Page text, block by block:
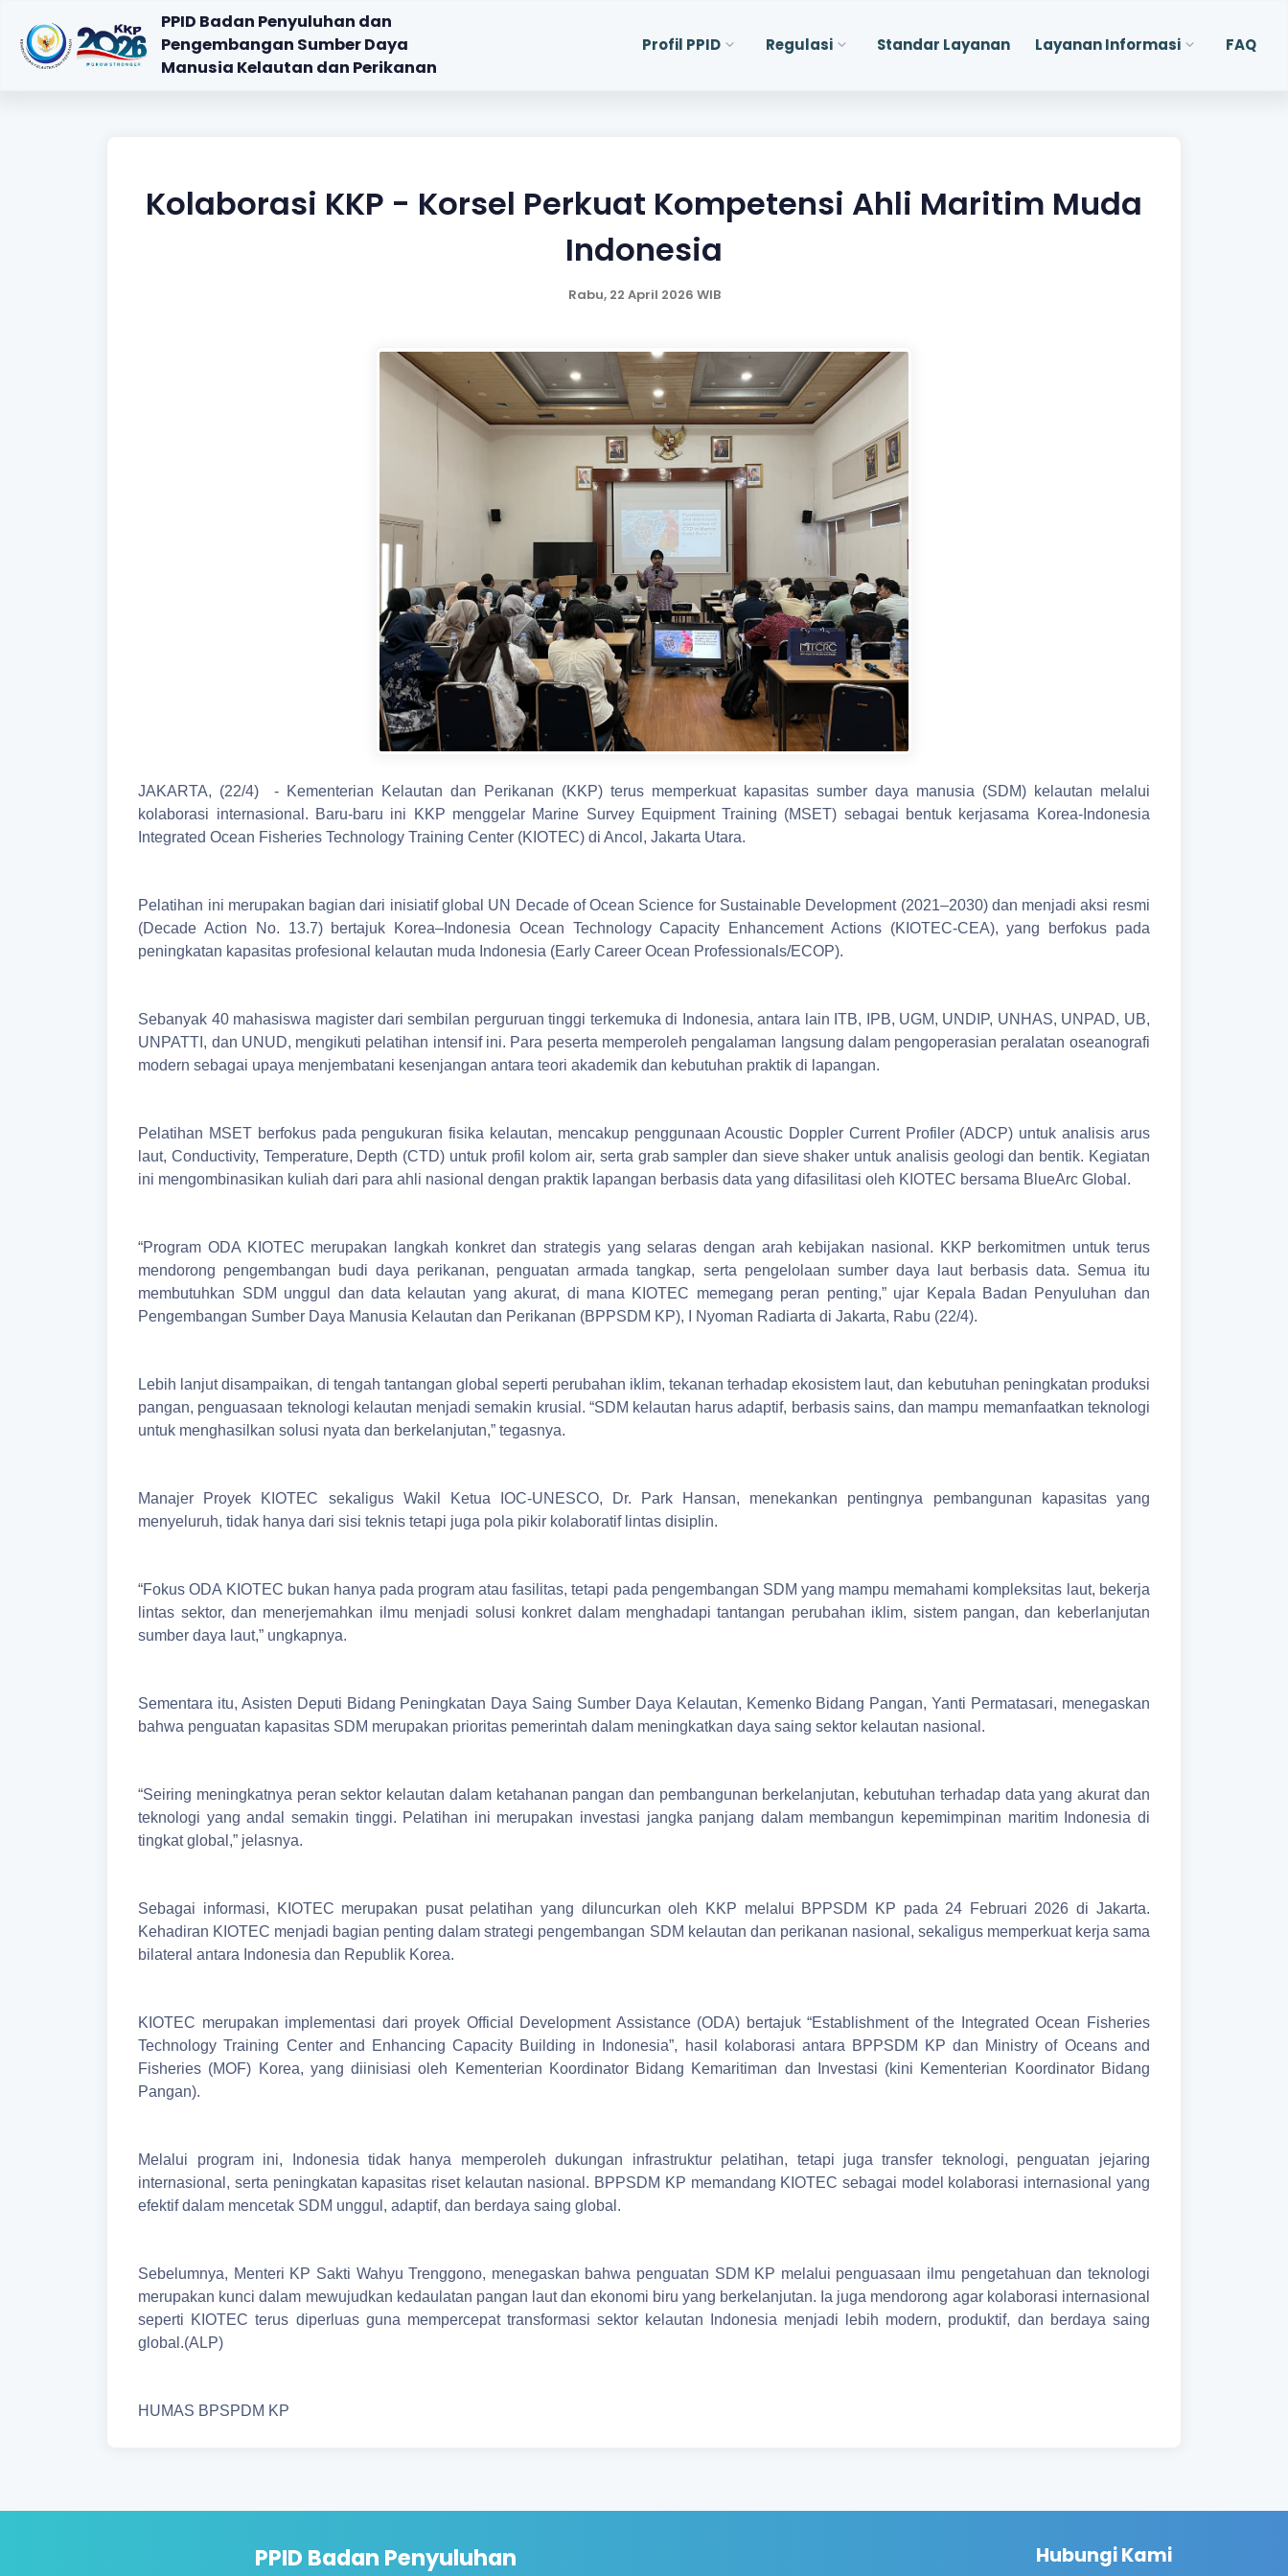
PPID Badan Penyuluhan dan
Pengembangan Sumber Daya
Manusia Kelautan dan Perikanan
Profil PPID Regulasi Standar Layanan Layanan Informasi FAQ
Kolaborasi KKP - Korsel Perkuat Kompetensi Ahli Maritim Muda
Indonesia
Rabu, 22 April 2026 WIB
JAKARTA, (22/4) - Kementerian Kelautan dan Perikanan (KKP) terus memperkuat kapasitas sumber daya manusia (SDM) kelautan melalui
kolaborasi internasional. Baru-baru ini KKP menggelar Marine Survey Equipment Training (MSET) sebagai bentuk kerjasama Korea-Indonesia
Integrated Ocean Fisheries Technology Training Center (KIOTEC) di Ancol, Jakarta Utara.
Pelatihan ini merupakan bagian dari inisiatif global UN Decade of Ocean Science for Sustainable Development (2021–2030) dan menjadi aksi resmi
(Decade Action No. 13.7) bertajuk Korea–Indonesia Ocean Technology Capacity Enhancement Actions (KIOTEC-CEA), yang berfokus pada
peningkatan kapasitas profesional kelautan muda Indonesia (Early Career Ocean Professionals/ECOP).
Sebanyak 40 mahasiswa magister dari sembilan perguruan tinggi terkemuka di Indonesia, antara lain ITB, IPB, UGM, UNDIP, UNHAS, UNPAD, UB,
UNPATTI, dan UNUD, mengikuti pelatihan intensif ini. Para peserta memperoleh pengalaman langsung dalam pengoperasian peralatan oseanografi
modern sebagai upaya menjembatani kesenjangan antara teori akademik dan kebutuhan praktik di lapangan.
Pelatihan MSET berfokus pada pengukuran fisika kelautan, mencakup penggunaan Acoustic Doppler Current Profiler (ADCP) untuk analisis arus
laut, Conductivity, Temperature, Depth (CTD) untuk profil kolom air, serta grab sampler dan sieve shaker untuk analisis geologi dan bentik. Kegiatan
ini mengombinasikan kuliah dari para ahli nasional dengan praktik lapangan berbasis data yang difasilitasi oleh KIOTEC bersama BlueArc Global.
“Program ODA KIOTEC merupakan langkah konkret dan strategis yang selaras dengan arah kebijakan nasional. KKP berkomitmen untuk terus
mendorong pengembangan budi daya perikanan, penguatan armada tangkap, serta pengelolaan sumber daya laut berbasis data. Semua itu
membutuhkan SDM unggul dan data kelautan yang akurat, di mana KIOTEC memegang peran penting,” ujar Kepala Badan Penyuluhan dan
Pengembangan Sumber Daya Manusia Kelautan dan Perikanan (BPPSDM KP), I Nyoman Radiarta di Jakarta, Rabu (22/4).
Lebih lanjut disampaikan, di tengah tantangan global seperti perubahan iklim, tekanan terhadap ekosistem laut, dan kebutuhan peningkatan produksi
pangan, penguasaan teknologi kelautan menjadi semakin krusial. “SDM kelautan harus adaptif, berbasis sains, dan mampu memanfaatkan teknologi
untuk menghasilkan solusi nyata dan berkelanjutan,” tegasnya.
Manajer Proyek KIOTEC sekaligus Wakil Ketua IOC-UNESCO, Dr. Park Hansan, menekankan pentingnya pembangunan kapasitas yang
menyeluruh, tidak hanya dari sisi teknis tetapi juga pola pikir kolaboratif lintas disiplin.
“Fokus ODA KIOTEC bukan hanya pada program atau fasilitas, tetapi pada pengembangan SDM yang mampu memahami kompleksitas laut, bekerja
lintas sektor, dan menerjemahkan ilmu menjadi solusi konkret dalam menghadapi tantangan perubahan iklim, sistem pangan, dan keberlanjutan
sumber daya laut,” ungkapnya.
Sementara itu, Asisten Deputi Bidang Peningkatan Daya Saing Sumber Daya Kelautan, Kemenko Bidang Pangan, Yanti Permatasari, menegaskan
bahwa penguatan kapasitas SDM merupakan prioritas pemerintah dalam meningkatkan daya saing sektor kelautan nasional.
“Seiring meningkatnya peran sektor kelautan dalam ketahanan pangan dan pembangunan berkelanjutan, kebutuhan terhadap data yang akurat dan
teknologi yang andal semakin tinggi. Pelatihan ini merupakan investasi jangka panjang dalam membangun kepemimpinan maritim Indonesia di
tingkat global,” jelasnya.
Sebagai informasi, KIOTEC merupakan pusat pelatihan yang diluncurkan oleh KKP melalui BPPSDM KP pada 24 Februari 2026 di Jakarta.
Kehadiran KIOTEC menjadi bagian penting dalam strategi pengembangan SDM kelautan dan perikanan nasional, sekaligus memperkuat kerja sama
bilateral antara Indonesia dan Republik Korea.
KIOTEC merupakan implementasi dari proyek Official Development Assistance (ODA) bertajuk “Establishment of the Integrated Ocean Fisheries
Technology Training Center and Enhancing Capacity Building in Indonesia”, hasil kolaborasi antara BPPSDM KP dan Ministry of Oceans and
Fisheries (MOF) Korea, yang diinisiasi oleh Kementerian Koordinator Bidang Kemaritiman dan Investasi (kini Kementerian Koordinator Bidang
Pangan).
Melalui program ini, Indonesia tidak hanya memperoleh dukungan infrastruktur pelatihan, tetapi juga transfer teknologi, penguatan jejaring
internasional, serta peningkatan kapasitas riset kelautan nasional. BPPSDM KP memandang KIOTEC sebagai model kolaborasi internasional yang
efektif dalam mencetak SDM unggul, adaptif, dan berdaya saing global.
Sebelumnya, Menteri KP Sakti Wahyu Trenggono, menegaskan bahwa penguatan SDM KP melalui penguasaan ilmu pengetahuan dan teknologi
merupakan kunci dalam mewujudkan kedaulatan pangan laut dan ekonomi biru yang berkelanjutan. Ia juga mendorong agar kolaborasi internasional
seperti KIOTEC terus diperluas guna mempercepat transformasi sektor kelautan Indonesia menjadi lebih modern, produktif, dan berdaya saing
global.(ALP)
HUMAS BPSPDM KP
PPID Badan Penyuluhan
Hubungi Kami